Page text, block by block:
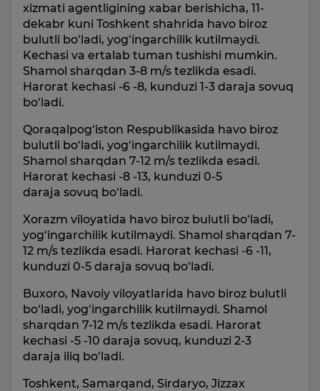
xizmati agentligining xabar berishicha, 11-
dekabr kuni Toshkent shahrida havo biroz
bulutli bo‘ladi, yog‘ingarchilik kutilmaydi.
Kechasi va ertalab tuman tushishi mumkin.
Shamol sharqdan 3-8 m/s tezlikda esadi.
Harorat kechasi -6 -8, kunduzi 1-3 daraja sovuq
bo‘ladi.
Qoraqalpog‘iston Respublikasida havo biroz
bulutli bo‘ladi, yog‘ingarchilik kutilmaydi.
Shamol sharqdan 7-12 m/s tezlikda esadi.
Harorat kechasi -8 -13, kunduzi 0-5
daraja sovuq bo‘ladi.
Xorazm viloyatida havo biroz bulutli bo‘ladi,
yog‘ingarchilik kutilmaydi. Shamol sharqdan 7-
12 m/s tezlikda esadi. Harorat kechasi -6 -11,
kunduzi 0-5 daraja sovuq bo‘ladi.
Buxoro, Navoiy viloyatlarida havo biroz bulutli
bo‘ladi, yog‘ingarchilik kutilmaydi. Shamol
sharqdan 7-12 m/s tezlikda esadi. Harorat
kechasi -5 -10 daraja sovuq, kunduzi 2-3
daraja iliq bo‘ladi.
Toshkent, Samarqand, Sirdaryo, Jizzax